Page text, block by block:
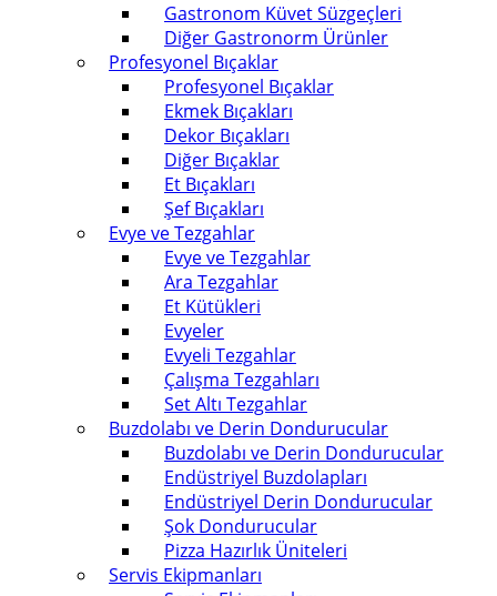
Gastronom Küvet Süzgeçleri
Diğer Gastronorm Ürünler
Profesyonel Bıçaklar
Profesyonel Bıçaklar
Ekmek Bıçakları
Dekor Bıçakları
Diğer Bıçaklar
Et Bıçakları
Şef Bıçakları
Evye ve Tezgahlar
Evye ve Tezgahlar
Ara Tezgahlar
Et Kütükleri
Evyeler
Evyeli Tezgahlar
Çalışma Tezgahları
Set Altı Tezgahlar
Buzdolabı ve Derin Dondurucular
Buzdolabı ve Derin Dondurucular
Endüstriyel Buzdolapları
Endüstriyel Derin Dondurucular
Şok Dondurucular
Pizza Hazırlık Üniteleri
Servis Ekipmanları